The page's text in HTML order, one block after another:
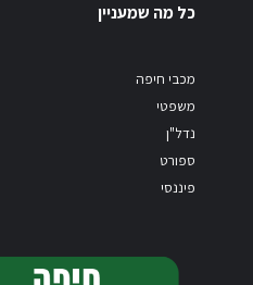
כל מה שמעניין
מכבי חיפה
משפטי
נדל"ן
ספורט
פיננסי